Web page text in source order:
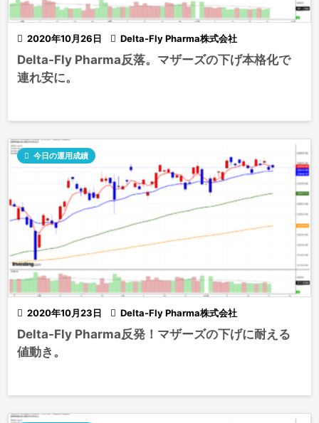
 2020年10月26日  Delta-Fly Pharma株式会社
Delta-Fly Pharma反落。マザーズの下げ本格化で
連れ安に。
 2020年10月23日
 今日の運用成績
 Delta-Fly Pharma株式会社
Delta-Fly Pharma反発！マザーズの下げに耐える
値動き。